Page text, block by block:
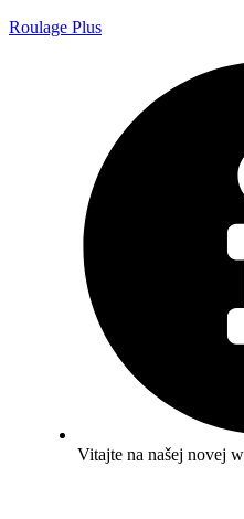
Roulage Plus
Vitajte na našej novej